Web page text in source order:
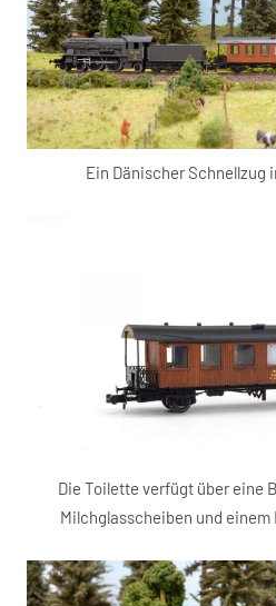
Ein Dänischer Schnellzug
Die Toilette verfügt über eine
Milchglasscheiben und einem